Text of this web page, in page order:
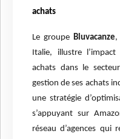
achats
Le groupe Bluvacanze,
Italie, illustre
achats dans le
gestion de ses achats
une stratégie
s’appuyant sur
réseau d’agences